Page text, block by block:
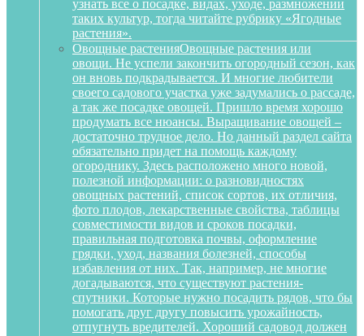
узнать все о посадке, видах, уходе, размножении
таких культур, тогда читайте рубрику «Ягодные
растения».
Овощные растенияОвощные растения или
овощи. Не успели закончить огородный сезон, как
он вновь подкрадывается. И многие любители
своего садового участка уже задумались о рассаде,
а так же посадке овощей. Пришло время хорошо
продумать все нюансы. Выращивание овощей –
достаточно трудное дело. Но данный раздел сайта
обязательно придет на помощь каждому
огороднику. Здесь расположено много новой,
полезной информации: о разновидностях
овощных растений, список сортов, их отличия,
фото плодов, лекарственные свойства, таблицы
совместимости видов и сроков посадки,
правильная подготовка почвы, оформление
грядки, уход, названия болезней, способы
избавления от них. Так, например, не многие
догадываются, что существуют растения-
спутники. Которые нужно посадить рядов, что бы
помогать друг другу повысить урожайность,
отпугнуть вредителей. Хороший садовод должен